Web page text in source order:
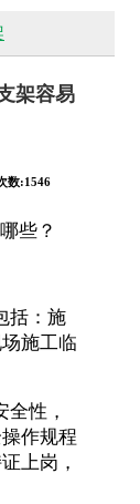
架容易
数:1546
些？
括：施
施工临
全性，
作规程
上岗，